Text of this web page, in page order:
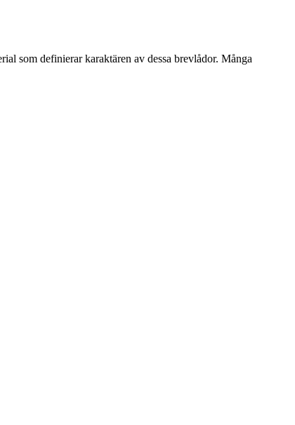
som definierar karaktären av dessa brevlådor. Många